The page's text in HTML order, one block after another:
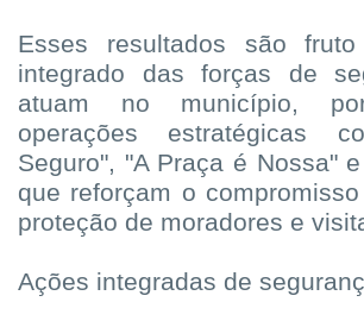
Esses resultados são
integrado das forças de
atuam no município,
operações estratégicas
Seguro", "A Praça é Nossa"
que reforçam o
proteção de moradores e
Ações integradas de